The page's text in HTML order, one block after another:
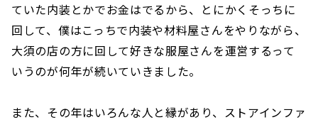
ていた内装とかでお金はでるから、とにかくそっちに
回して、僕はこっちで内装や材料屋さんをやりながら、
大須の店の方に回して好きな服屋さんを運営するって
いうのが何年が続いていきました。
また、その年はいろんな人と縁があり、ストアインファ